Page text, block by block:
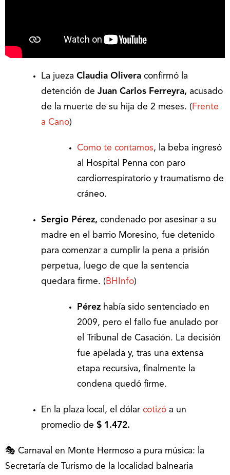
La jueza Claudia Olivera confirmó la
detención de Juan Carlos Ferreyra, acusado
de la muerte de su hija de 2 meses. ( Frente
a Cano)
Como te contamos, la beba ingresó
al Hospital Penna con paro
cardiorrespiratorio y traumatismo de
cráneo.
Sergio Pérez, condenado por asesinar a su
madre en el barrio Moresino, fue detenido
para comenzar a cumplir la pena a prisión
perpetua, luego de que la sentencia
quedara firme. ( BHInfo)
Pérez había sido sentenciado en
2009, pero el fallo fue anulado por
el Tribunal de Casación. La decisión
fue apelada y, tras una extensa
etapa recursiva, finalmente la
condena quedó firme.
En la plaza local, el dólar cotizó a un
promedio de $ 1.472.
🎭 Carnaval en Monte Hermoso a pura música: la
Secretaría de Turismo de la localidad balnearia